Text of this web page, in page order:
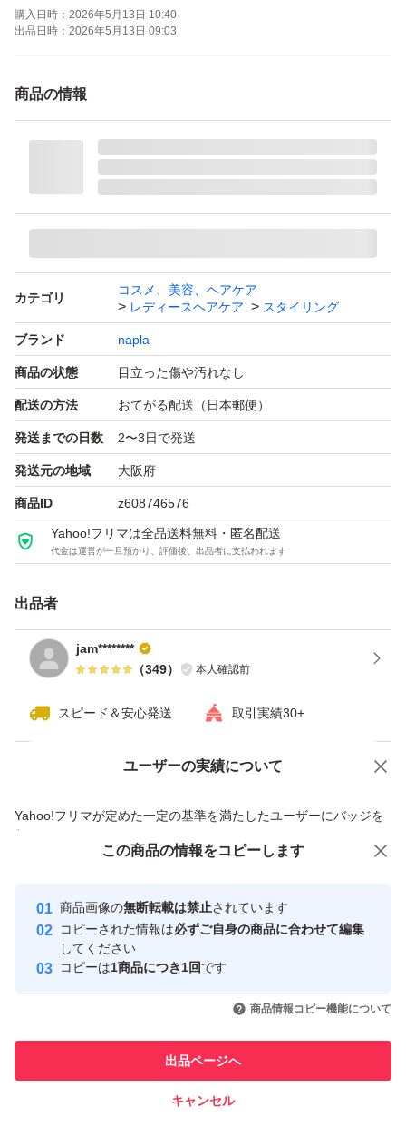
購入日時： 2026年5月13日 10:40
出品日時： 2026年5月13日 09:03
商品の情報
カテゴリ
コスメ、美容、ヘアケア
レディースヘアケア
スタイリング
ブランド napla
商品の状態 目立った傷や汚れなし
配送の方法 おてがる配送（日本郵便）
発送までの日数 2〜3日で発送
発送元の地域 大阪府
商品ID z608746576
Yahoo!フリマは全品送料無料・匿名配送
代金は運営が一旦預かり、評価後、出品者に支払われます
出品者
jam********
（349） 本人確認前
スピード＆安心発送 取引実績30+
ユーザーの実績について
Yahoo!フリマが定めた一定の基準を満たしたユーザーにバッジを
付与しています
安心取引出品者
心・安全なユーザーです
取引実績
引を完了させた実績があります
での取引実績があります
価格の相談 商品への質問
この商品の情報をコピーします
商品画像の無断転載は禁止されています
コピーされた情報は必ずご自身の商品に合わせて編集
してください
コピーは1商品につき1回です
商品情報コピー機能について
出品ページへ
キャンセル
この商品をみている人にオススメ